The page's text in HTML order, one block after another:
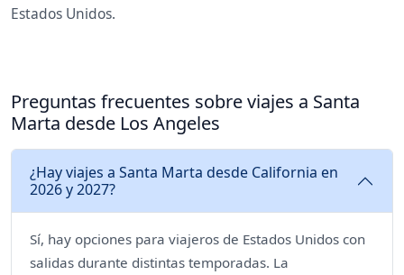
Estados Unidos.
Preguntas frecuentes sobre viajes a Santa
Marta desde Los Angeles
¿Hay viajes a Santa Marta desde California en
2026 y 2027?
Sí, hay opciones para viajeros de Estados Unidos con
salidas durante distintas temporadas. La